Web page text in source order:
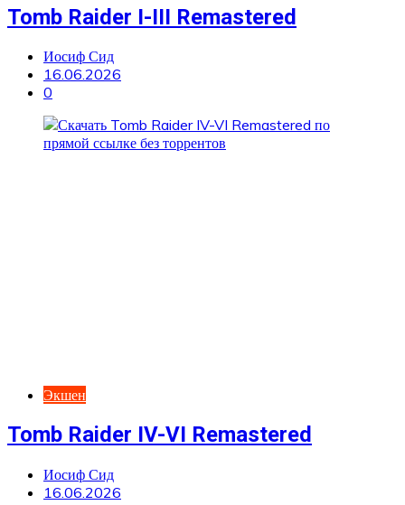
Tomb Raider I-III Remastered
Иосиф Сид
16.06.2026
0
Экшен
Tomb Raider IV-VI Remastered
Иосиф Сид
16.06.2026